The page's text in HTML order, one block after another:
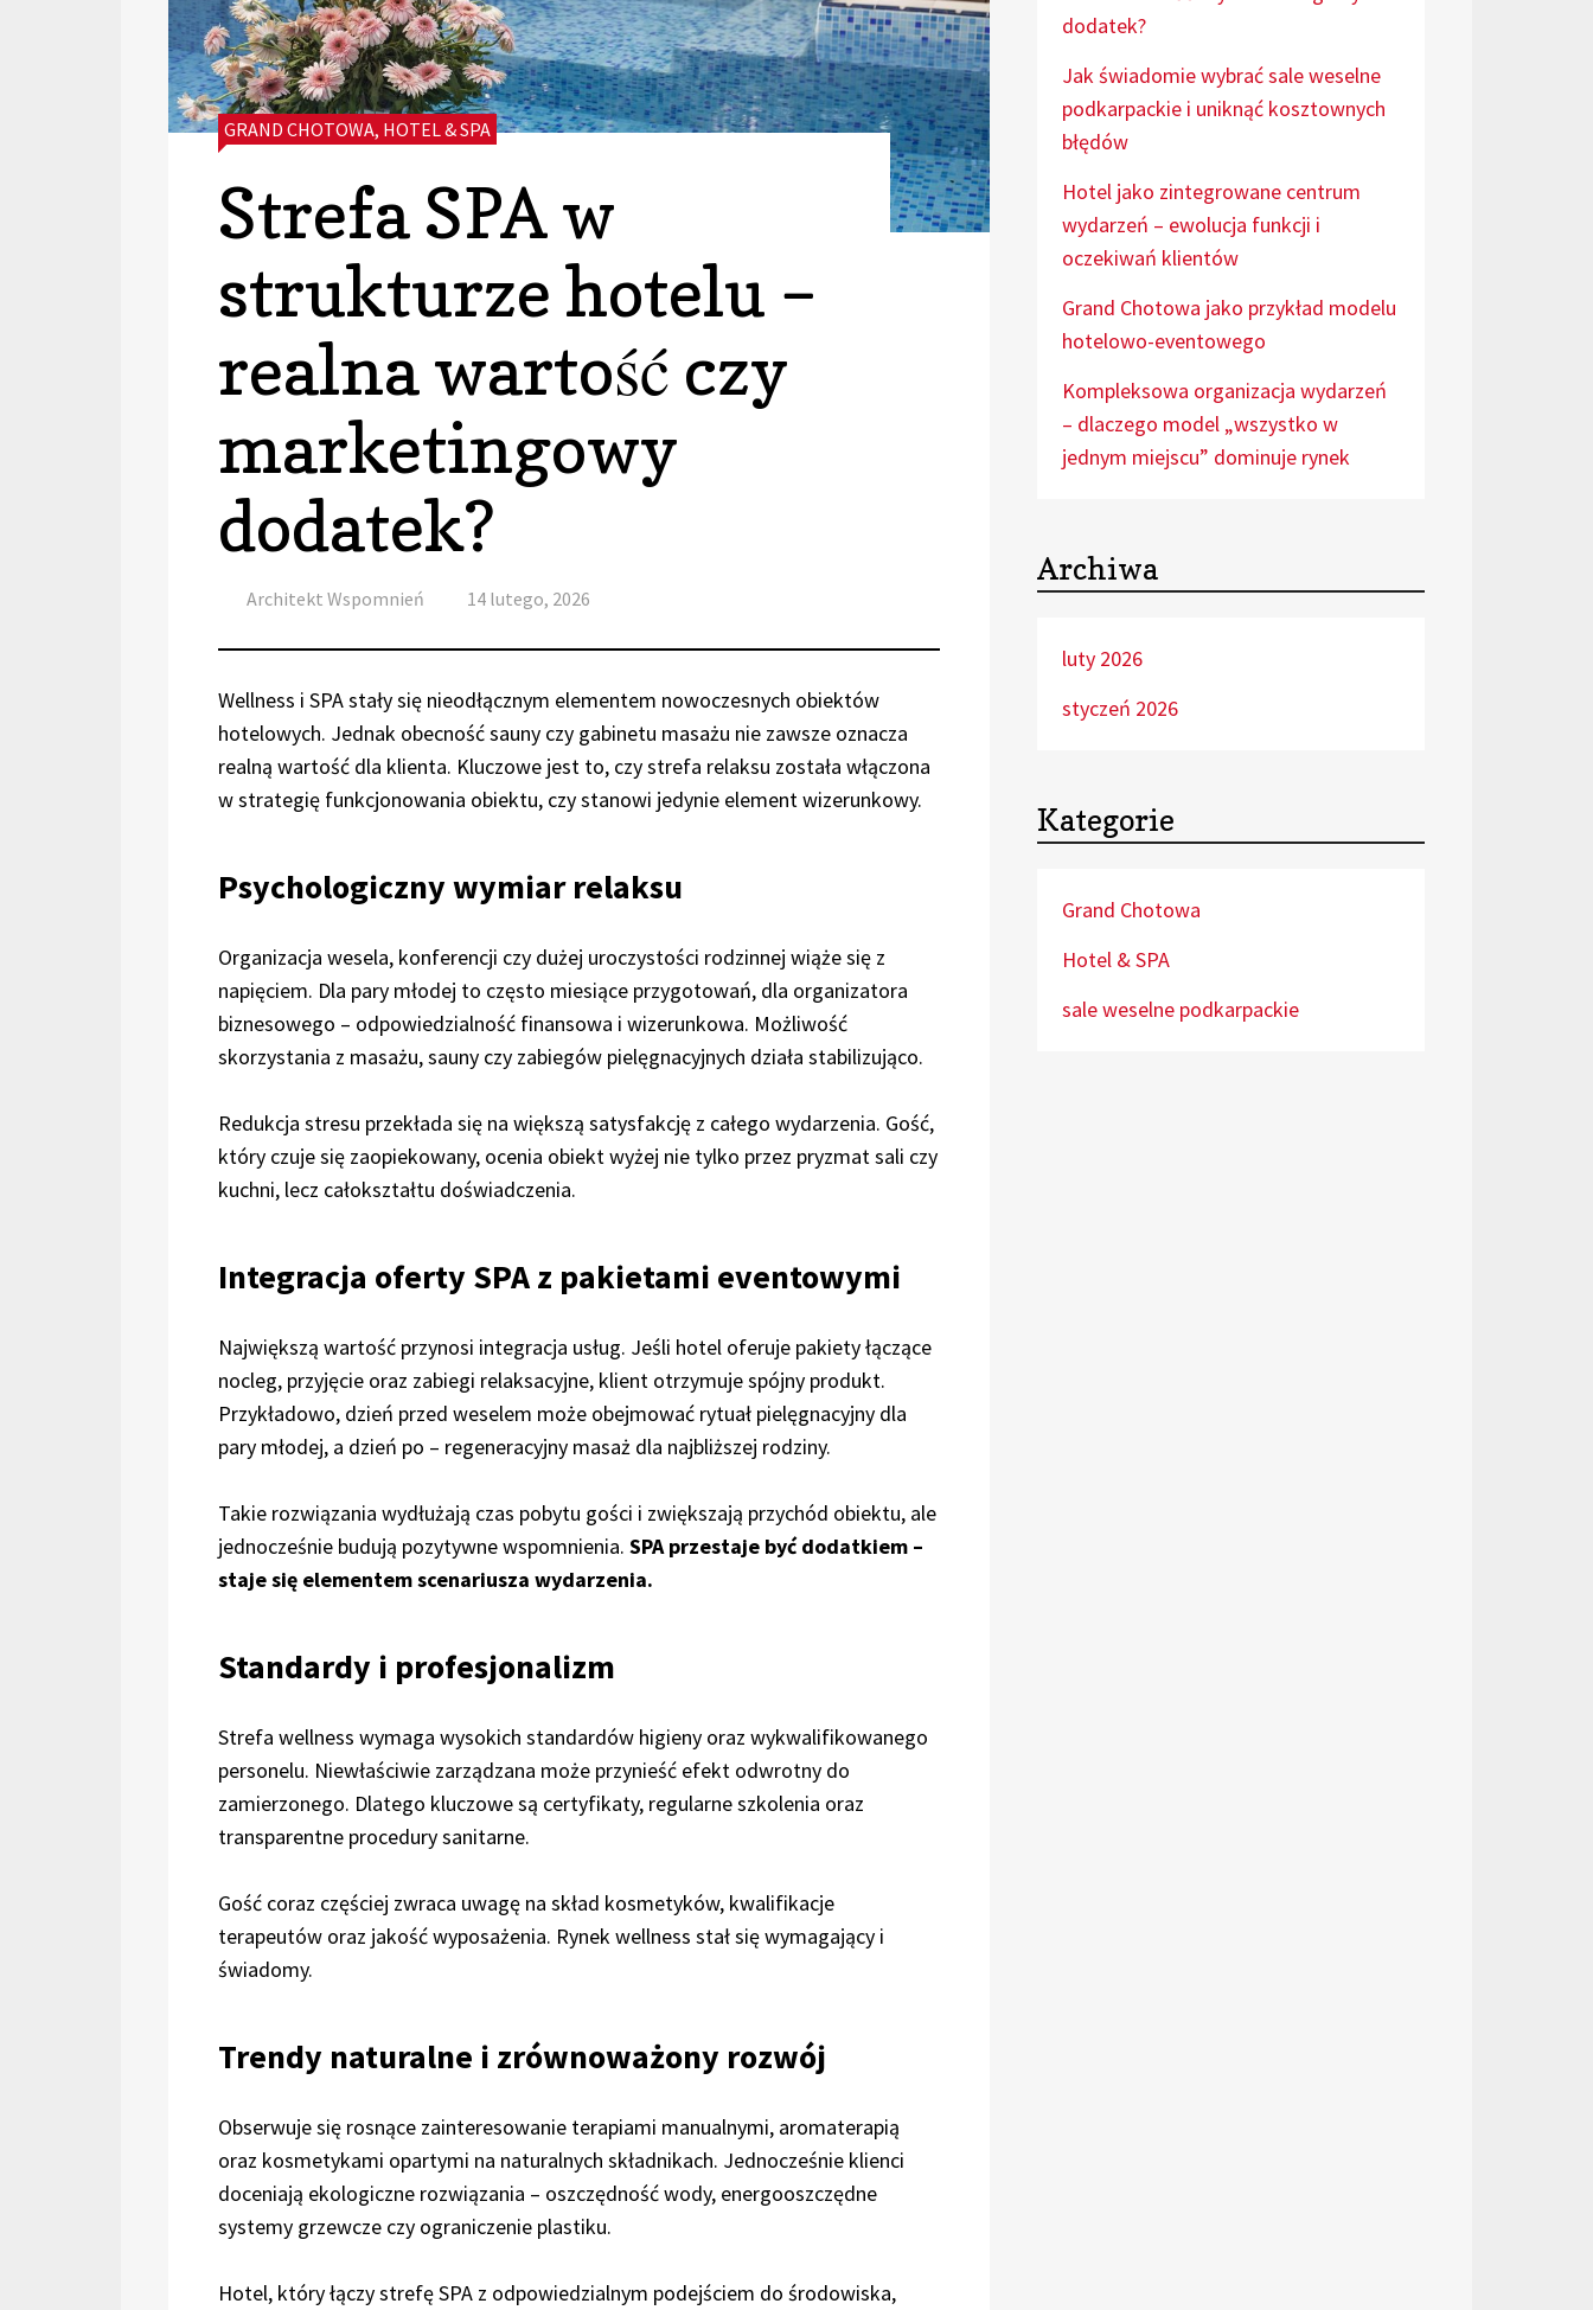
CATEGORIES:
GRAND CHOTOWA, HOTEL & SPA
Strefa SPA w
strukturze hotelu –
realna wartość czy
marketingowy
dodatek?
Author
Architekt Wspomnień
Posted
14 lutego, 2026
Wellness i SPA stały się nieodłącznym elementem nowoczesnych obiektów
hotelowych. Jednak obecność sauny czy gabinetu masażu nie zawsze oznacza
realną wartość dla klienta. Kluczowe jest to, czy strefa relaksu została włączona
w strategię funkcjonowania obiektu, czy stanowi jedynie element wizerunkowy.
Psychologiczny wymiar relaksu
Organizacja wesela, konferencji czy dużej uroczystości rodzinnej wiąże się z
napięciem. Dla pary młodej to często miesiące przygotowań, dla organizatora
biznesowego – odpowiedzialność finansowa i wizerunkowa. Możliwość
skorzystania z masażu, sauny czy zabiegów pielęgnacyjnych działa stabilizująco.
Redukcja stresu przekłada się na większą satysfakcję z całego wydarzenia. Gość,
który czuje się zaopiekowany, ocenia obiekt wyżej nie tylko przez pryzmat sali czy
kuchni, lecz całokształtu doświadczenia.
Integracja oferty SPA z pakietami eventowymi
Największą wartość przynosi integracja usług. Jeśli hotel oferuje pakiety łączące
nocleg, przyjęcie oraz zabiegi relaksacyjne, klient otrzymuje spójny produkt.
Przykładowo, dzień przed weselem może obejmować rytuał pielęgnacyjny dla
pary młodej, a dzień po – regeneracyjny masaż dla najbliższej rodziny.
Takie rozwiązania wydłużają czas pobytu gości i zwiększają przychód obiektu, ale
jednocześnie budują pozytywne wspomnienia. SPA przestaje być dodatkiem –
staje się elementem scenariusza wydarzenia.
Standardy i profesjonalizm
Strefa wellness wymaga wysokich standardów higieny oraz wykwalifikowanego
personelu. Niewłaściwie zarządzana może przynieść efekt odwrotny do
zamierzonego. Dlatego kluczowe są certyfikaty, regularne szkolenia oraz
transparentne procedury sanitarne.
Gość coraz częściej zwraca uwagę na skład kosmetyków, kwalifikacje
terapeutów oraz jakość wyposażenia. Rynek wellness stał się wymagający i
świadomy.
Trendy naturalne i zrównoważony rozwój
Obserwuje się rosnące zainteresowanie terapiami manualnymi, aromaterapią
oraz kosmetykami opartymi na naturalnych składnikach. Jednocześnie klienci
doceniają ekologiczne rozwiązania – oszczędność wody, energooszczędne
systemy grzewcze czy ograniczenie plastiku.
Hotel, który łączy strefę SPA z odpowiedzialnym podejściem do środowiska,
dodatek?
Jak świadomie wybrać sale weselne
podkarpackie i uniknąć kosztownych
błędów
Hotel jako zintegrowane centrum
wydarzeń – ewolucja funkcji i
oczekiwań klientów
Grand Chotowa jako przykład modelu
hotelowo-eventowego
Kompleksowa organizacja wydarzeń
– dlaczego model „wszystko w
jednym miejscu” dominuje rynek
Archiwa
luty 2026
styczeń 2026
Kategorie
Grand Chotowa
Hotel & SPA
sale weselne podkarpackie